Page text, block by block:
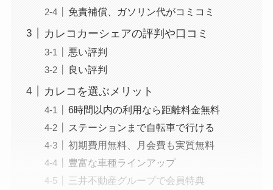
免責補償、ガソリン代がコミコミ
カレコカーシェアの評判や口コミ
悪い評判
良い評判
カレコを選ぶメリット
6時間以内の利用なら距離料金無料
ステーションまで自転車で行ける
初期費用無料、月会費も実質無料
豊富な車種ラインアップ
三井不動産グループで会員特典